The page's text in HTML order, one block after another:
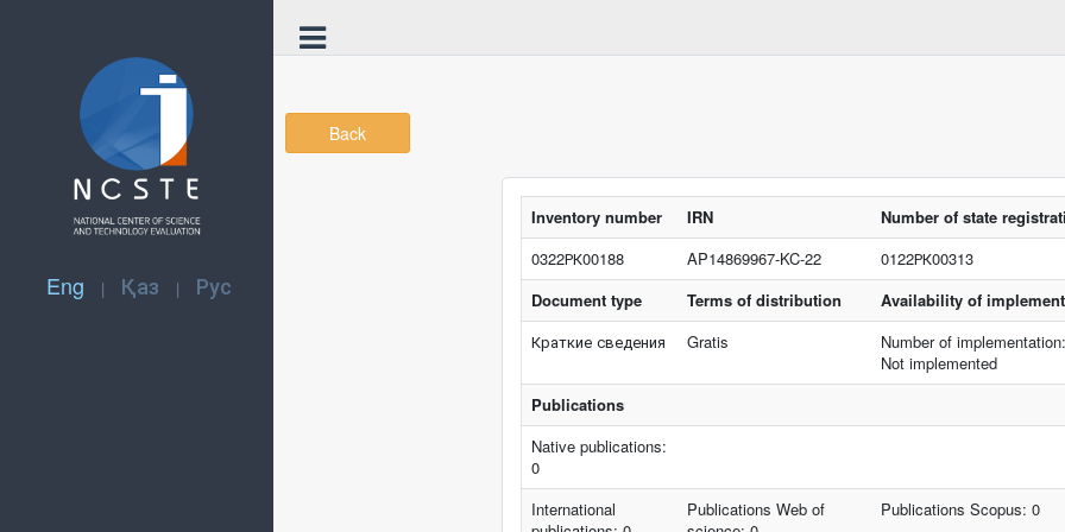
Eng | Қаз | Рус
Back
Inventory number IRN
Number of state
0322РК00188
AP14869967-KC-22
0122РК00313
Document type
Terms of distribution
Availability of
Краткие сведения
Gratis
Number of
Not implemented
Publications
Native publications:
0
International
Publications Web of
Publications Scopus: 0